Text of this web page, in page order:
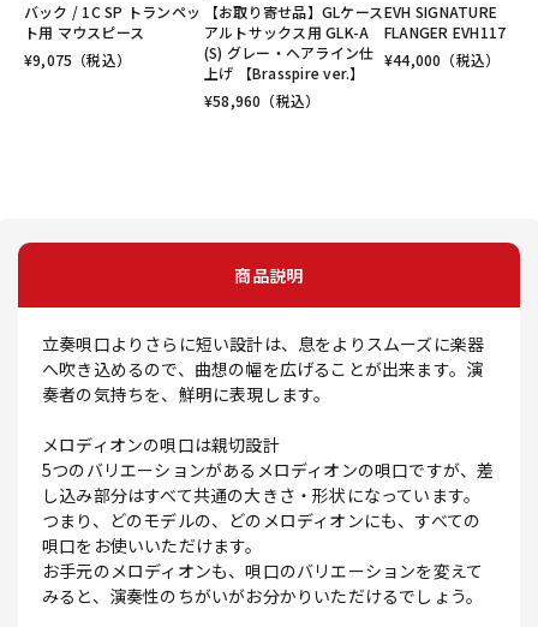
バック / 1C SP トランペッ
ト用 マウスピース
¥9,075 （税込）
【お取り寄せ品】GLケース
アルトサックス用 GLK-A
(S) グレー・ヘアライン仕
上げ 【Brasspire ver.】
¥58,960 （税込）
EVH SIGNATURE
FLANGER EVH117
¥44,000 （税込）
商品説明
立奏唄口よりさらに短い設計は、息をよりスムーズに楽器
へ吹き込めるので、曲想の幅を広げることが出来ます。演
奏者の気持ちを、鮮明に表現します。
メロディオンの唄口は親切設計
5つのバリエーションがあるメロディオンの唄口ですが、差
し込み部分はすべて共通の大きさ・形状になっています。
つまり、どのモデルの、どのメロディオンにも、すべての
唄口をお使いいただけます。
お手元のメロディオンも、唄口のバリエーションを変えて
みると、演奏性のちがいがお分かりいただけるでしょう。